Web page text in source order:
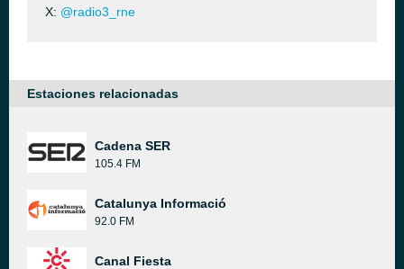
X: @radio3_rne
Estaciones relacionadas
Cadena SER
105.4 FM
Catalunya Informació
92.0 FM
Canal Fiesta